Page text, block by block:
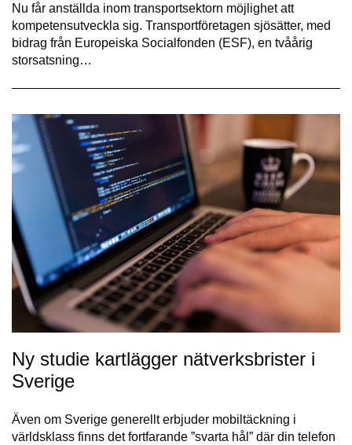
Nu får anställda inom transportsektorn möjlighet att
kompetensutveckla sig. Transportföretagen sjösätter, med
bidrag från Europeiska Socialfonden (ESF), en tvåårig
storsatsning…
Ny studie kartlägger nätverksbrister i
Sverige
Även om Sverige generellt erbjuder mobiltäckning i
världsklass finns det fortfarande ”svarta hål” där din telefon